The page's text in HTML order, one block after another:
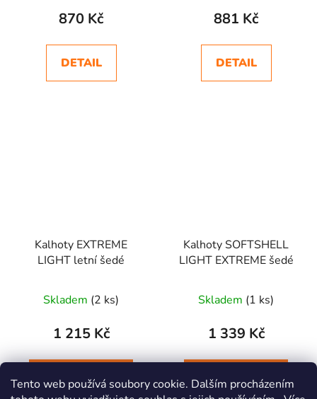
Tento web používá soubory cookie. Dalším procházením
870 Kč
DETAIL
881 Kč
DETAIL
Kalhoty EXTREME
LIGHT letní šedé
Skladem (2 ks)
1 215 Kč
DO KOŠÍKU
Kalhoty SOFTSHELL
LIGHT EXTREME šedé
Skladem (1 ks)
1 339 Kč
DO KOŠÍKU